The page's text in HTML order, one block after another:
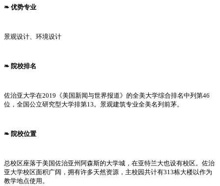
❧ 优势专业
景观设计、环境设计
❧ 院校排名
佐治亚大学在2019《美国新闻与世界报道》的全美大学综合排名中列第46
位，全国公立研究型大学排第13。景观建筑专业全美名列前茅。
❧ 院校位置
总校区座落于美国佐治亚州阿森斯的大学城，在亚特兰大也设有校区。佐治
亚大学校区面积广阔，拥有许多天然资源，主校园共计有313栋大楼以作为
教学地点使用。